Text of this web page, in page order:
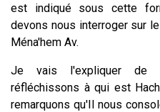
est indiqué sous cette
devons nous interroger sur
Ména'hem Av.
Je vais l'expliquer de
réfléchissons à qui est
remarquons qu'Il nous